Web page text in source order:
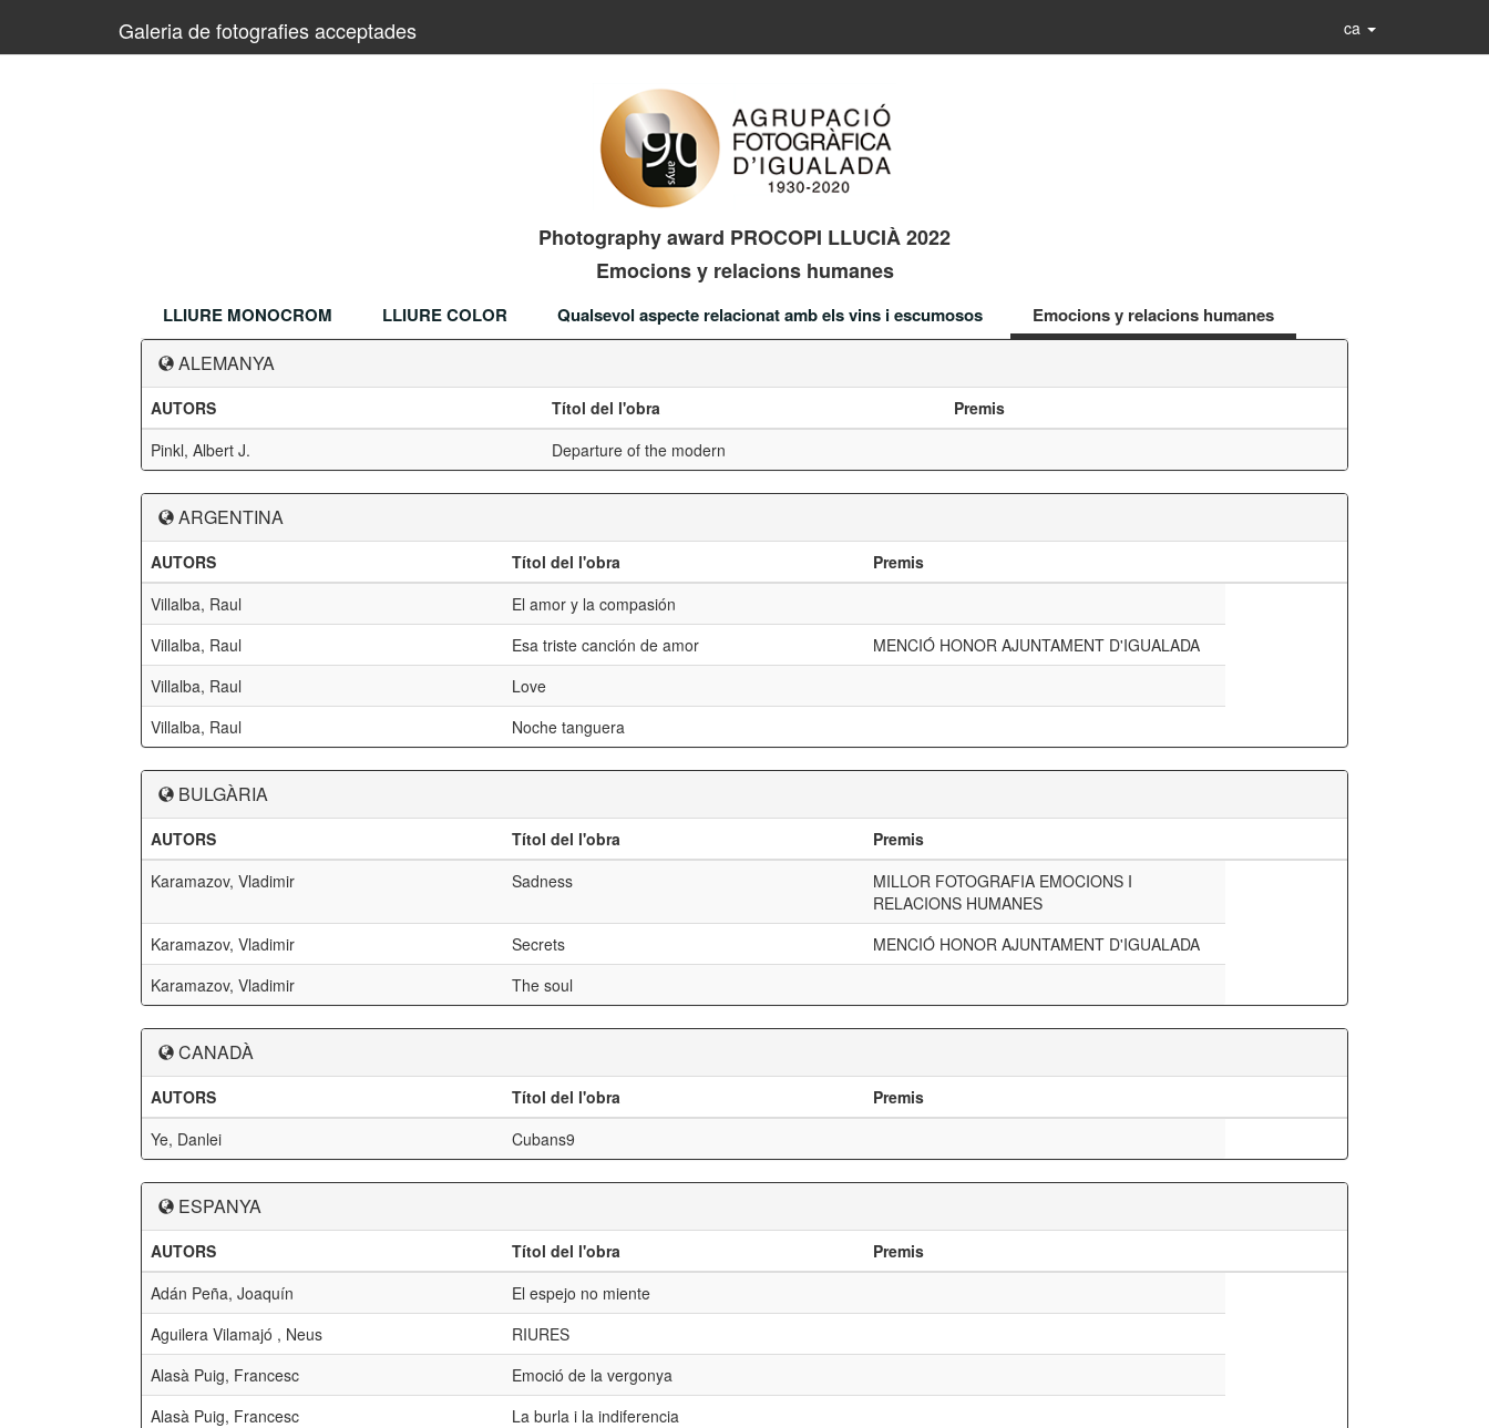
Galeria de fotografies acceptades ca
Photography award PROCOPI LLUCIÀ 2022
Emocions y relacions humanes
LLIURE MONOCROM LLIURE COLOR Qualsevol aspecte relacionat amb els vins i escumosos Emocions y relacions humanes
ALEMANYA
AUTORS Títol del l'obra
Premis
Pinkl, Albert J.
Departure of the modern
ARGENTINA
AUTORS Títol del l'obra
Premis
Villalba, Raul
El amor y la compasión
Villalba, Raul
Esa triste canción de amor
MENCIÓ HONOR AJUNTAMENT D'IGUALADA
Villalba, Raul
Love
Villalba, Raul
Noche tanguera
BULGÀRIA
AUTORS Títol del l'obra
Premis
Karamazov, Vladimir
Sadness
MILLOR FOTOGRAFIA EMOCIONS I
RELACIONS HUMANES
Karamazov, Vladimir
Secrets
MENCIÓ HONOR AJUNTAMENT D'IGUALADA
Karamazov, Vladimir
The soul
CANADÀ
AUTORS Títol del l'obra
Premis
Ye, Danlei
Cubans9
ESPANYA
AUTORS Títol del l'obra
Premis
Adán Peña, Joaquín
El espejo no miente
Aguilera Vilamajó , Neus
RIURES
Alasà Puig, Francesc
Emoció de la vergonya
Alasà Puig, Francesc
La burla i la indiferencia